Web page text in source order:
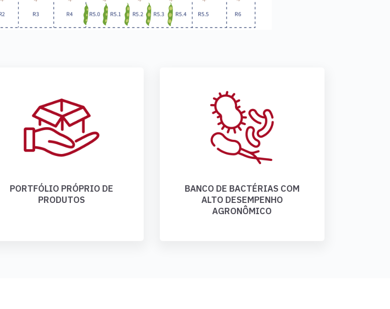
PORTFÓLIO PRÓPRIO DE
PRODUTOS
BANCO DE BACTÉRIAS COM
ALTO DESEMPENHO
AGRONÔMICO